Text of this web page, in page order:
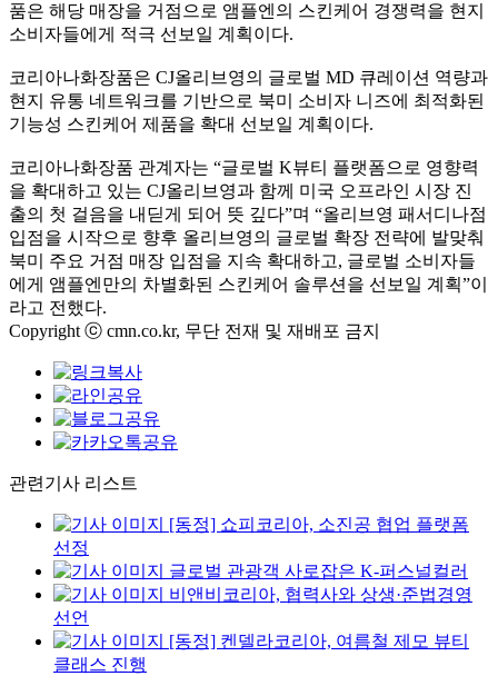
품은 해당 매장을 거점으로 앰플엔의 스킨케어 경쟁력을 현지
소비자들에게 적극 선보일 계획이다.
코리아나화장품은 CJ올리브영의 글로벌 MD 큐레이션 역량과
현지 유통 네트워크를 기반으로 북미 소비자 니즈에 최적화된
기능성 스킨케어 제품을 확대 선보일 계획이다.
코리아나화장품 관계자는 “글로벌 K뷰티 플랫폼으로 영향력
을 확대하고 있는 CJ올리브영과 함께 미국 오프라인 시장 진
출의 첫 걸음을 내딛게 되어 뜻 깊다”며 “올리브영 패서디나점
입점을 시작으로 향후 올리브영의 글로벌 확장 전략에 발맞춰
북미 주요 거점 매장 입점을 지속 확대하고, 글로벌 소비자들
에게 앰플엔만의 차별화된 스킨케어 솔루션을 선보일 계획”이
라고 전했다.
Copyright ⓒ cmn.co.kr, 무단 전재 및 재배포 금지
관련기사 리스트
[동정] 쇼피코리아, 소진공 협업 플랫폼
선정
글로벌 관광객 사로잡은 K-퍼스널컬러
비앤비코리아, 협력사와 상생·준법경영
선언
[동정] 켄델라코리아, 여름철 제모 뷰티
클래스 진행